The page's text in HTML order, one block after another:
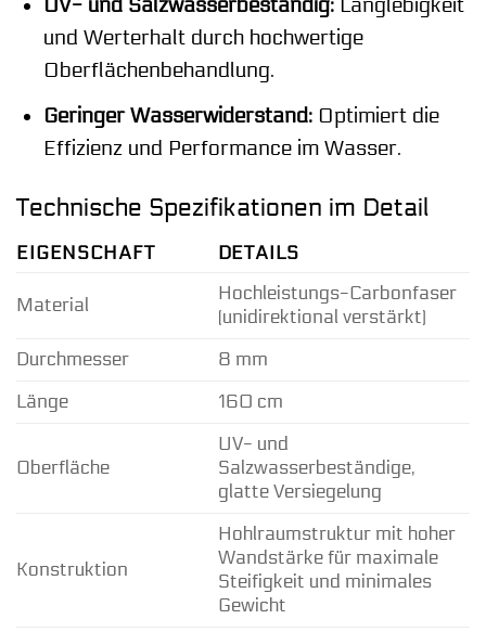
UV- und Salzwasserbeständig:Langlebigkeit
und Werterhalt durch hochwertige
Oberflächenbehandlung.
Geringer Wasserwiderstand:Optimiert die
Effizienz und Performance im Wasser.
Technische Spezifikationen im Detail
EIGENSCHAFT DETAILS
Material
Hochleistungs-Carbonfaser
(unidirektional verstärkt)
Durchmesser
8 mm
Länge
160 cm
Oberfläche
UV- und
Salzwasserbeständige,
glatte Versiegelung
Konstruktion
Hohlraumstruktur mit hoher
Wandstärke für maximale
Steifigkeit und minimales
Gewicht